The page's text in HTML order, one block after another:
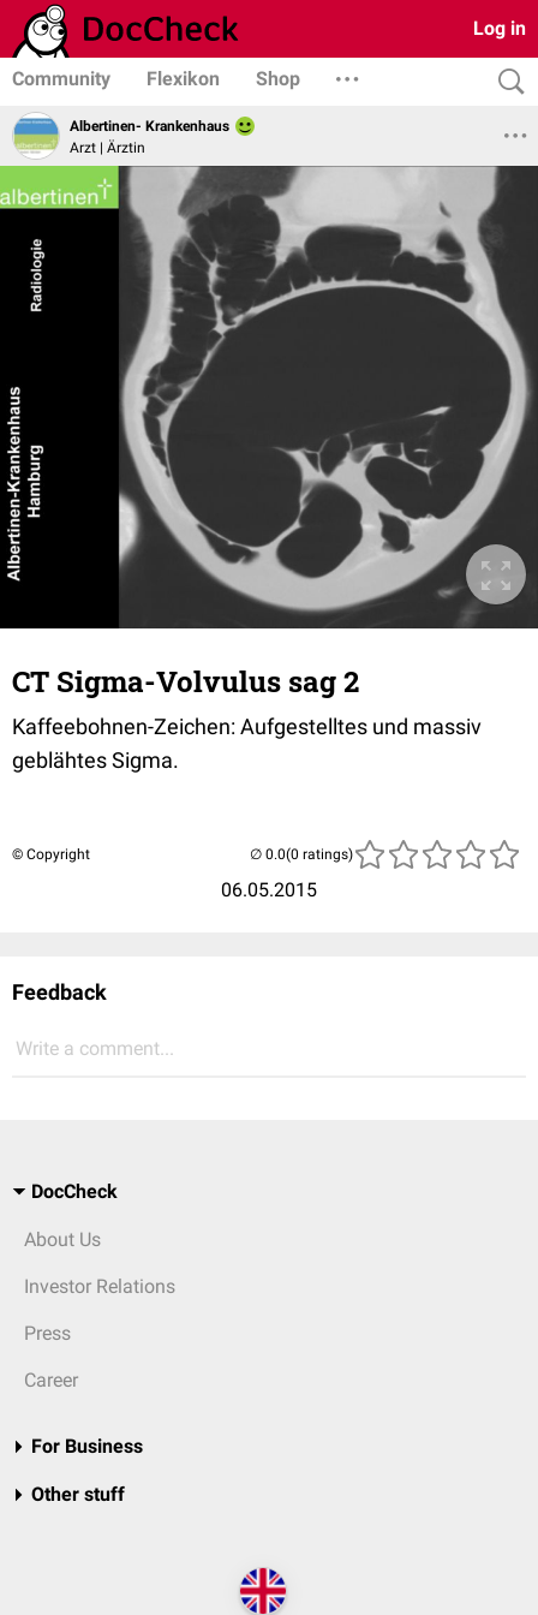
Log in
Community Flexikon Shop
Albertinen- Krankenhaus
Arzt | Ärztin
CT Sigma-Volvulus sag 2
Kaffeebohnen-Zeichen: Aufgestelltes und massiv
geblähtes Sigma.
© Copyright
06.05.2015
(0 ratings)
Feedback
Write a comment...
DocCheck
About Us
Investor Relations
Press
Career
For Business
Other stuff